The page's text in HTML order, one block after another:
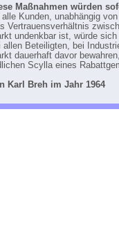
Maßnahmen würden
alle Kunden, unabhängig
Vertrauensverhältnis
undenkbar ist, würde
allen Beteiligten, bei
dauerhaft davor
Scylla eines
Karl Breh im Jahr 1964